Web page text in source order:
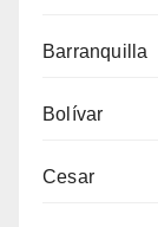
Barranquilla
Bolívar
Cesar